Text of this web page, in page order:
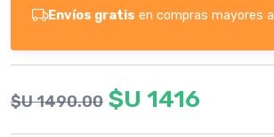
Envíos gratis en compras mayores a
$U 1490.00 $U 1416